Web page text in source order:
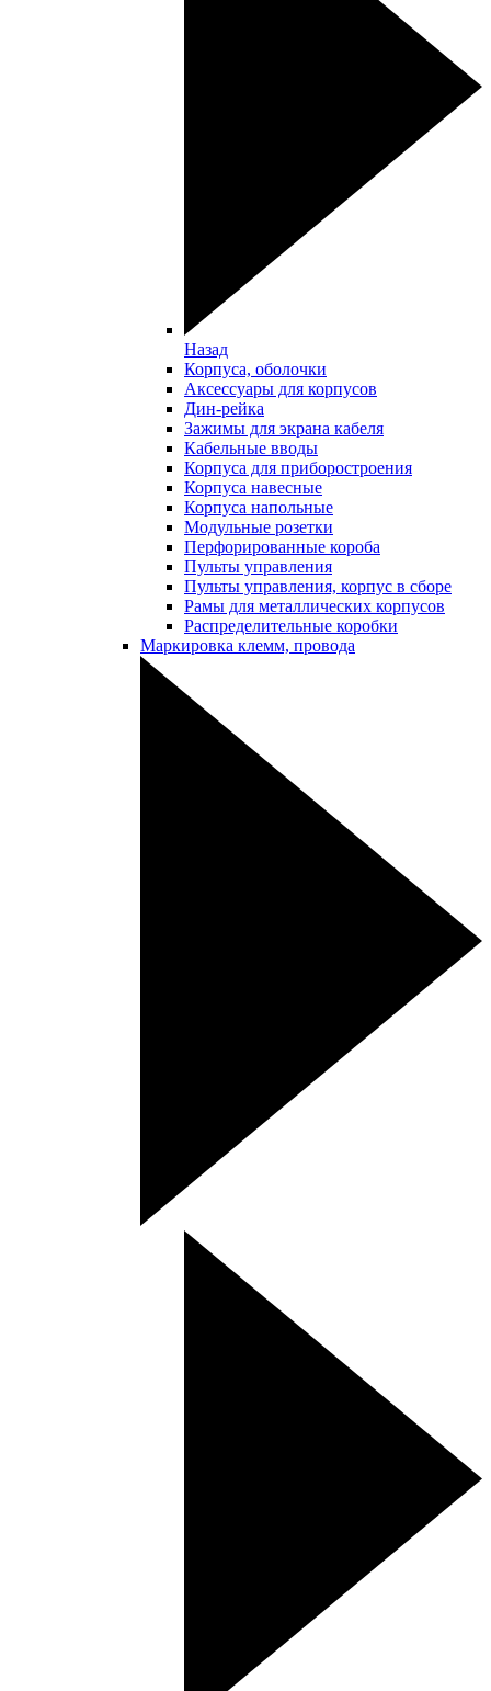
Назад
Корпуса, оболочки
Аксессуары для корпусов
Дин-рейка
Зажимы для экрана кабеля
Кабельные вводы
Корпуса для приборостроения
Корпуса навесные
Корпуса напольные
Модульные розетки
Перфорированные короба
Пульты управления
Пульты управления, корпус в сборе
Рамы для металлических корпусов
Распределительные коробки
Маркировка клемм, провода